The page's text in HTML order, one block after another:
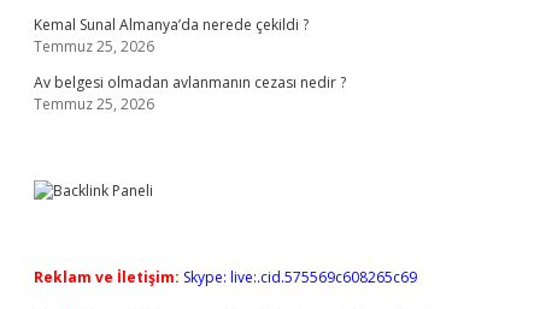
Kemal Sunal Almanya’da nerede çekildi ?
Temmuz 25, 2026
Av belgesi olmadan avlanmanın cezası nedir ?
Temmuz 25, 2026
Reklam ve İletişim: Skype: live:.cid.575569c608265c69